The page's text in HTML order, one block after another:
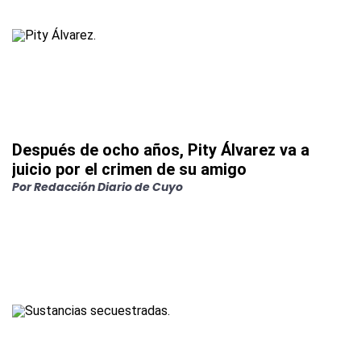
Después de ocho años, Pity Álvarez va a
juicio por el crimen de su amigo
PorRedacción Diario de Cuyo